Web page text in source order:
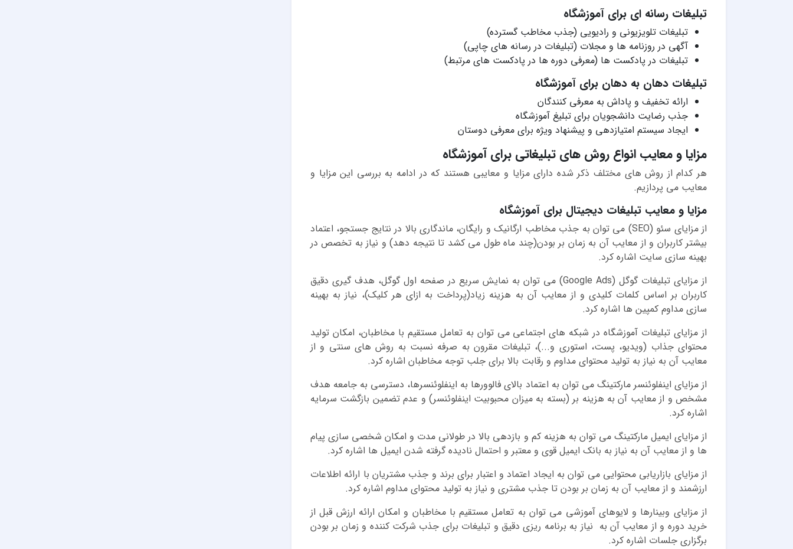
تبلیغات رسانه ای برای آموزشگاه
تبلیغات تلویزیونی و رادیویی (جذب مخاطب گسترده)
آگهی در روزنامه ها و مجلات (تبلیغات در رسانه های چاپی)
تبلیغات در پادکست ها (معرفی دوره ها در پادکست های مرتبط)
تبلیغات دهان به دهان برای آموزشگاه
ارائه تخفیف و پاداش به معرفی کنندگان
جذب رضایت دانشجویان برای تبلیغ آموزشگاه
ایجاد سیستم امتیازدهی و پیشنهاد ویژه برای معرفی دوستان
مزایا و معایب انواع روش های تبلیغاتی برای آموزشگاه
هر کدام از روش های مختلف ذکر شده دارای مزایا و معایبی هستند که در ادامه به بررسی این مزایا و
معایب می پردازیم.
مزایا و معایب تبلیغات دیجیتال برای آموزشگاه
از مزایای سئو (SEO) می توان به جذب مخاطب ارگانیک و رایگان، ماندگاری بالا در نتایج جستجو، اعتماد
بیشتر کاربران و از معایب آن به زمان بر بودن(چند ماه طول می کشد تا نتیجه دهد) و نیاز به تخصص در
بهینه سازی سایت اشاره کرد.
از مزایای تبلیغات گوگل (Google Ads) می توان به نمایش سریع در صفحه اول گوگل، هدف گیری دقیق
کاربران بر اساس کلمات کلیدی و از معایب آن به هزینه زیاد(پرداخت به ازای هر کلیک)، نیاز به بهینه
سازی مداوم کمپین ها اشاره کرد.
از مزایای تبلیغات آموزشگاه در شبکه های اجتماعی می توان به تعامل مستقیم با مخاطبان، امکان تولید
محتوای جذاب (ویدیو، پست، استوری و...)، تبلیغات مقرون به صرفه نسبت به روش های سنتی و از
معایب آن به نیاز به تولید محتوای مداوم و رقابت بالا برای جلب توجه مخاطبان اشاره کرد.
از مزایای اینفلوئنسر مارکتینگ می توان به اعتماد بالای فالوورها به اینفلوئنسرها، دسترسی به جامعه هدف
مشخص و از معایب آن به هزینه بر (بسته به میزان محبوبیت اینفلوئنسر) و عدم تضمین بازگشت سرمایه
اشاره کرد.
از مزایای ایمیل مارکتینگ می توان به هزینه کم و بازدهی بالا در طولانی مدت و امکان شخصی سازی پیام
ها و از معایب آن به نیاز به بانک ایمیل قوی و معتبر و احتمال نادیده گرفته شدن ایمیل ها اشاره کرد.
از مزایای بازاریابی محتوایی می توان به ایجاد اعتماد و اعتبار برای برند و جذب مشتریان با ارائه اطلاعات
ارزشمند و از معایب آن به زمان بر بودن تا جذب مشتری و نیاز به تولید محتوای مداوم اشاره کرد.
از مزایای وبینارها و لایوهای آموزشی می توان به تعامل مستقیم با مخاطبان و امکان ارائه ارزش قبل از
خرید دوره و از معایب آن به نیاز به برنامه ریزی دقیق و تبلیغات برای جذب شرکت کننده و زمان بر بودن
برگزاری جلسات اشاره کرد.